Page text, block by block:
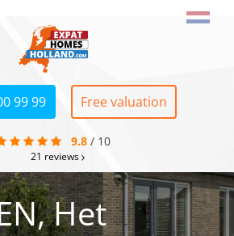
99 99 Free valuation
9.8 / 10
21 reviews
Het